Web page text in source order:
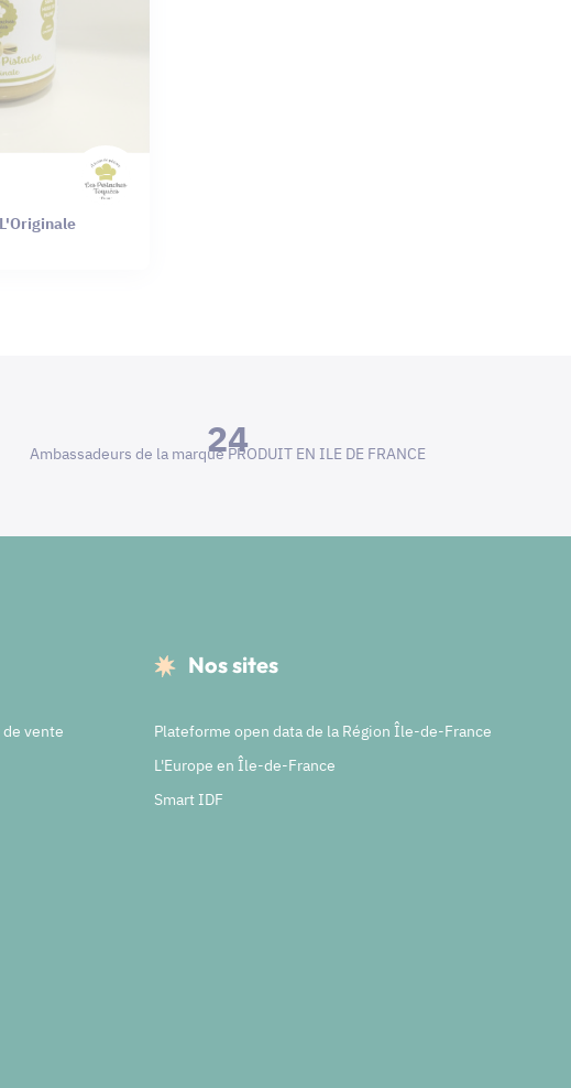
24
Ambassadeurs de la marque PRODUIT EN ILE DE FRANCE
vente
Nos sites
Plateforme open data de la Région Île-de-France
L'Europe en Île-de-France
Smart IDF